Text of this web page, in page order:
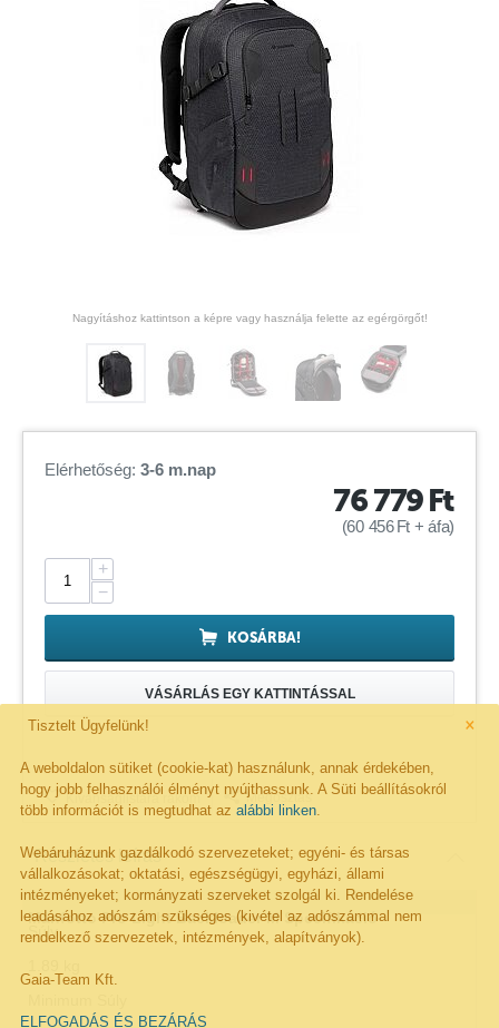
×
Tisztelt Ügyfelünk!
A weboldalon sütiket (cookie-kat) használunk, annak érdekében,
hogy jobb felhasználói élményt nyújthassunk. A Süti beállításokról
több információt is megtudhat az alábbi linken.
Webáruházunk gazdálkodó szervezeteket; egyéni- és társas
vállalkozásokat; oktatási, egészségügyi, egyházi, állami
intézményeket; kormányzati szerveket szolgál ki. Rendelése
leadásához adószám szükséges (kivétel az adószámmal nem
rendelkező szervezetek, intézmények, alapítványok).
Gaia-Team Kft.
ELFOGADÁS ÉS BEZÁRÁS
Nagyításhoz kattintson a képre vagy használja felette az egérgörgőt!
Elérhetőség: 3-6 m.nap
76 779Ft
(60 456Ft + áfa)
+
−
KOSÁRBA!
VÁSÁRLÁS EGY KATTINTÁSSAL
Kivánságlistára rakom Megosztás
Részletes leírás
Manfotto Pro Light Backloader M Specifikáció
Súly